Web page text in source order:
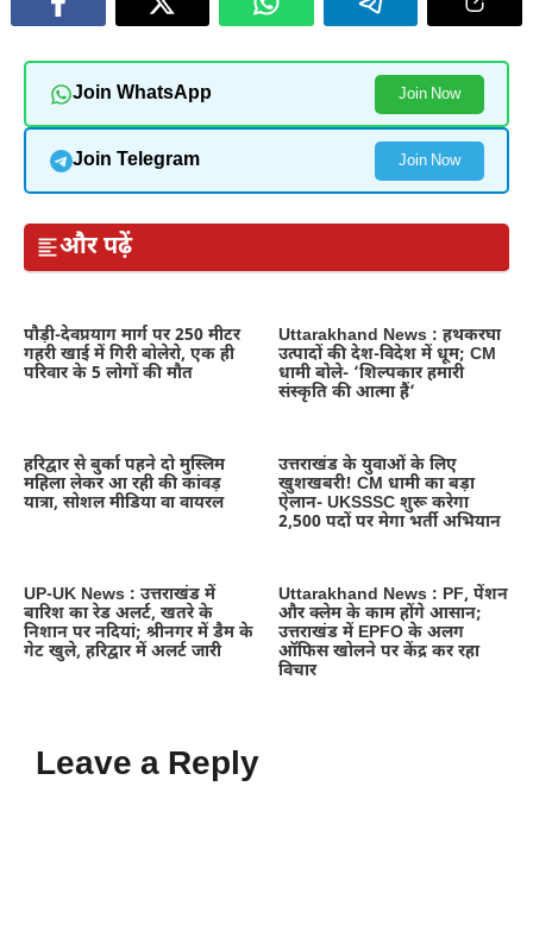
Join WhatsApp Join Now
Join Telegram Join Now
और पढ़ें
पौड़ी-देवप्रयाग मार्ग पर 250 मीटर
गहरी खाई में गिरी बोलेरो, एक ही
परिवार के 5 लोगों की मौत
Uttarakhand News : हथकरघा
उत्पादों की देश-विदेश में धूम; CM
धामी बोले- ‘शिल्पकार हमारी
संस्कृति की आत्मा हैं’
हरिद्वार से बुर्का पहने दो मुस्लिम
महिला लेकर आ रही की कांवड़
यात्रा, सोशल मीडिया वा वायरल
उत्तराखंड के युवाओं के लिए
खुशखबरी! CM धामी का बड़ा
ऐलान- UKSSSC शुरू करेगा
2,500 पदों पर मेगा भर्ती अभियान
UP-UK News : उत्तराखंड में
बारिश का रेड अलर्ट, खतरे के
निशान पर नदियां; श्रीनगर में डैम के
गेट खुले, हरिद्वार में अलर्ट जारी
Uttarakhand News : PF, पेंशन
और क्लेम के काम होंगे आसान;
उत्तराखंड में EPFO के अलग
ऑफिस खोलने पर केंद्र कर रहा
विचार
Leave a Reply